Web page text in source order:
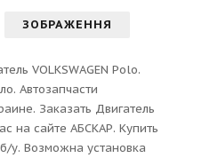
ЗОБРАЖЕННЯ
VOLKSWAGEN Polo.
Автозапчасти
Заказать Двигатель
на сайте АБСКАР. Купить
у. Возможна установка